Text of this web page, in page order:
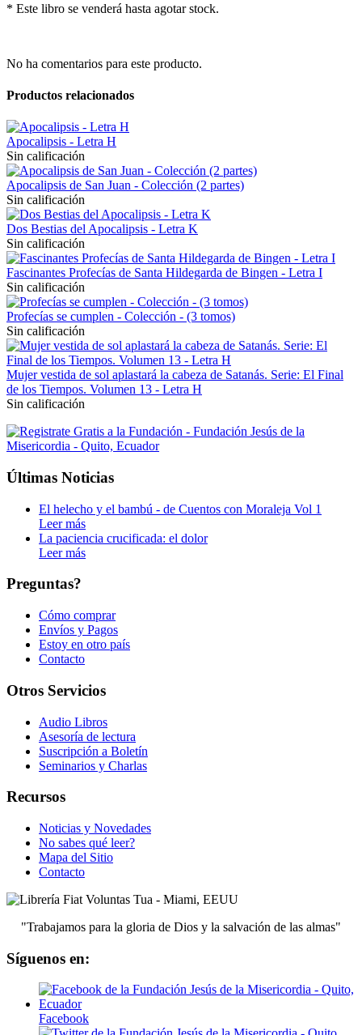
* Este libro se venderá hasta agotar stock.
No ha comentarios para este producto.
Productos relacionados
Apocalipsis - Letra H
Sin calificación
Apocalipsis de San Juan - Colección (2 partes)
Sin calificación
Dos Bestias del Apocalipsis - Letra K
Sin calificación
Fascinantes Profecías de Santa Hildegarda de Bingen - Letra I
Sin calificación
Profecías se cumplen - Colección - (3 tomos)
Sin calificación
Mujer vestida de sol aplastará la cabeza de Satanás. Serie: El Final
de los Tiempos. Volumen 13 - Letra H
Sin calificación
Últimas Noticias
El helecho y el bambú - de Cuentos con Moraleja Vol 1
Leer más
La paciencia crucificada: el dolor
Leer más
Preguntas?
Cómo comprar
Envíos y Pagos
Estoy en otro país
Contacto
Otros Servicios
Audio Libros
Asesoría de lectura
Suscripción a Boletín
Seminarios y Charlas
Recursos
Noticias y Novedades
No sabes qué leer?
Mapa del Sitio
Contacto
"Trabajamos para la gloria de Dios y la salvación de las almas"
Síguenos en:
Facebook